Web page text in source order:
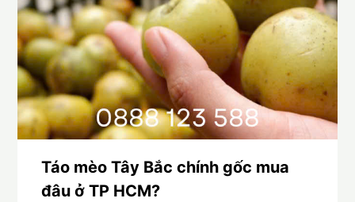
Táo mèo Tây Bắc chính gốc mua
đâu ở TP HCM?